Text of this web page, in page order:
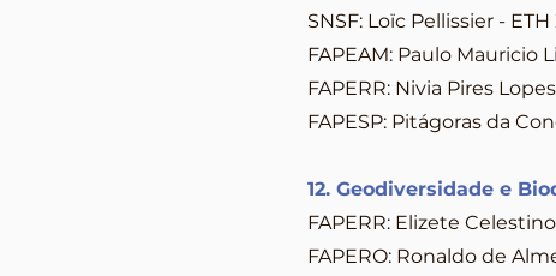
SNSF: Loïc Pellissier -
FAPEAM: Paulo Mauricio
FAPERR: Nivia Pires
FAPESP: Pitágoras da
12. Geodiversidade e
FAPERR: Elizete
FAPERO: Ronaldo de